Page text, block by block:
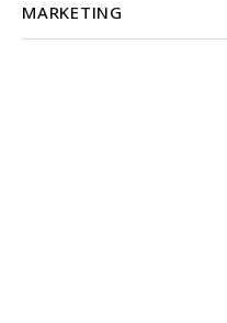
MARKETING